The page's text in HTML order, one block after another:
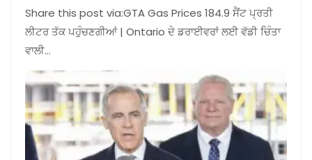
Share this post via:GTA Gas Prices 184.9 ਸੈਂਟ ਪ੍ਰਤੀ
ਲੀਟਰ ਤੱਕ ਪਹੁੰਚਣਗੀਆਂ | Ontario ਦੇ ਡਰਾਈਵਰਾਂ ਲਈ ਵੱਡੀ ਚਿੰਤਾ
ਵਾਲੀ…